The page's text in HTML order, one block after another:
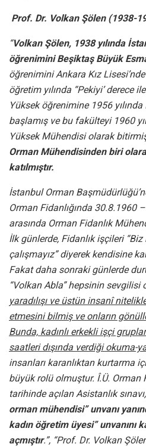
Prof. Dr. Volkan Şölen (1938-
“Volkan Şölen, 1938 yılında
öğrenimini Beşiktaş Büyük
öğrenimini Ankara Kız
öğretim yılında “Pekiyi’ derece
Yüksek öğrenimine 1956
başlamış ve bu fakülteyi 1960
Yüksek Mühendisi olarak
Orman Mühendisinden biri
katılmıştır.
İstanbul Orman
Orman Fidanlığında 30.8.1960
arasında Orman Fidanlık
İlk günlerde, Fidanlık işçileri “Biz
çalışmayız” diyerek kendisine
Fakat daha sonraki günlerde
“Volkan Abla” hepsinin sevgilisi
yaradılışı ve üstün insanî
etmesini bilmiş ve onların
Bunda, kadınlı erkekli işçi
saatleri dışında verdiği okuma-
insanları karanlıktan kurtarma
büyük rolü olmuştur. Î.Ü. Orman
tarihinde açılan Asistanlık sınavı,
orman mühendisi” unvanı
kadın öğretim üyesi” unvanını
açmıştır.”, “Prof. Dr. Volkan